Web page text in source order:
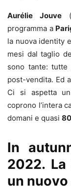
Aurélie Jouve
programma a
la nuova identity
mesi dal taglio
sono tante: tutte
post-vendita. Ed
Ci si aspetta
coprono l’intera
domani e quasi
In
2022.
un nuovo